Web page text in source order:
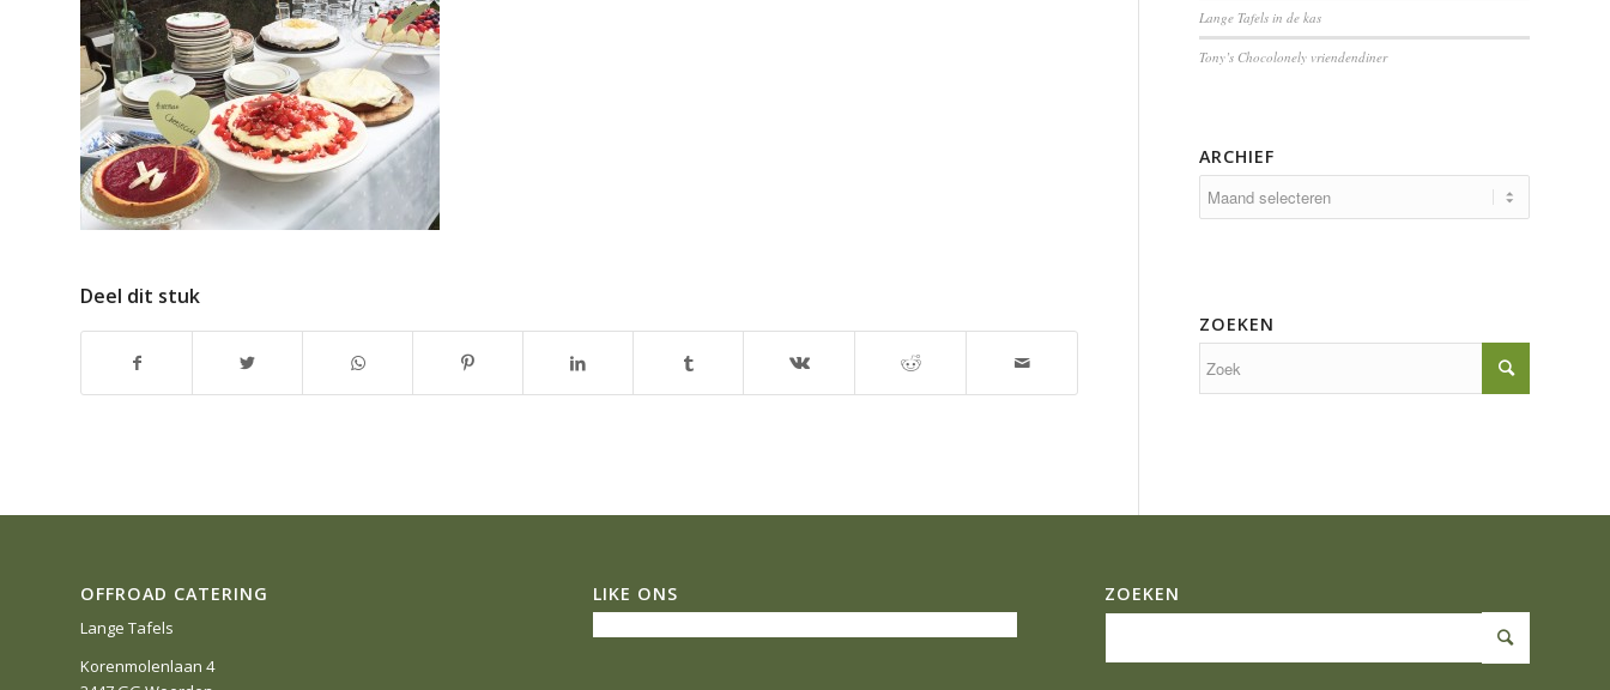
Deel dit stuk
Lange Tafels in de kas
Tony’s Chocolonely vriendendiner
ARCHIEF
ZOEKEN
OFFROAD CATERING
Lange Tafels
Korenmolenlaan 4
LIKE ONS ZOEKEN